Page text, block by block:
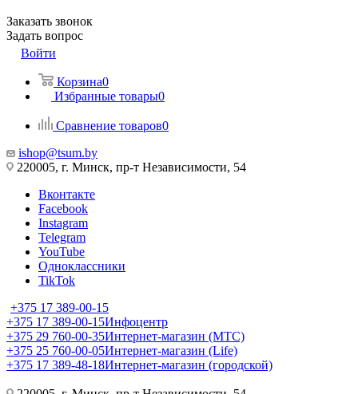
Заказать звонок
Задать вопрос
Войти
Корзина0
Избранные товары0
Сравнение товаров0
ishop@tsum.by
220005, г. Минск, пр-т Независимости, 54
Вконтакте
Facebook
Instagram
Telegram
YouTube
Одноклассники
TikTok
+375 17 389-00-15
+375 17 389-00-15Инфоцентр
+375 29 760-00-35Интернет-магазин (МТС)
+375 25 760-00-05Интернет-магазин (Life)
+375 17 389-48-18Интернет-магазин (городской)